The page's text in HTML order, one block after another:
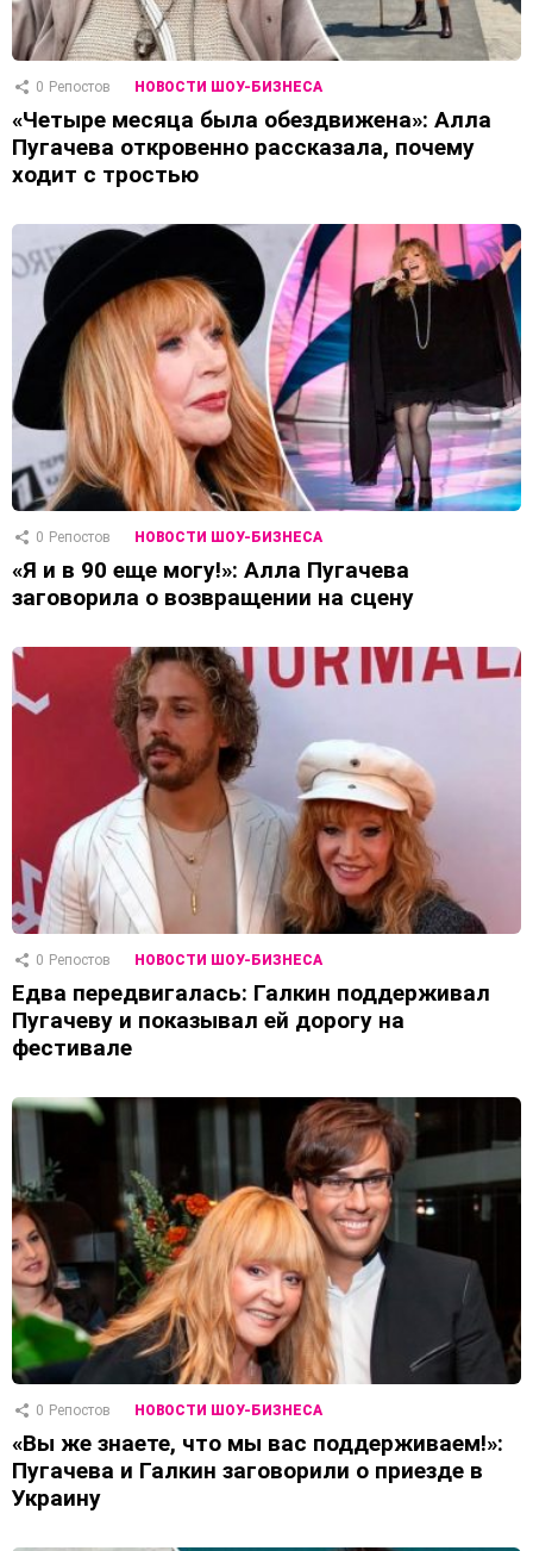
0 Репостов НОВОСТИ ШОУ-БИЗНЕСА
«Четыре месяца была обездвижена»: Алла
Пугачева откровенно рассказала, почему
ходит с тростью
0 Репостов НОВОСТИ ШОУ-БИЗНЕСА
«Я и в 90 еще могу!»: Алла Пугачева
заговорила о возвращении на сцену
0 Репостов НОВОСТИ ШОУ-БИЗНЕСА
Едва передвигалась: Галкин поддерживал
Пугачеву и показывал ей дорогу на
фестивале
0 Репостов НОВОСТИ ШОУ-БИЗНЕСА
«Вы же знаете, что мы вас поддерживаем!»:
Пугачева и Галкин заговорили о приезде в
Украину